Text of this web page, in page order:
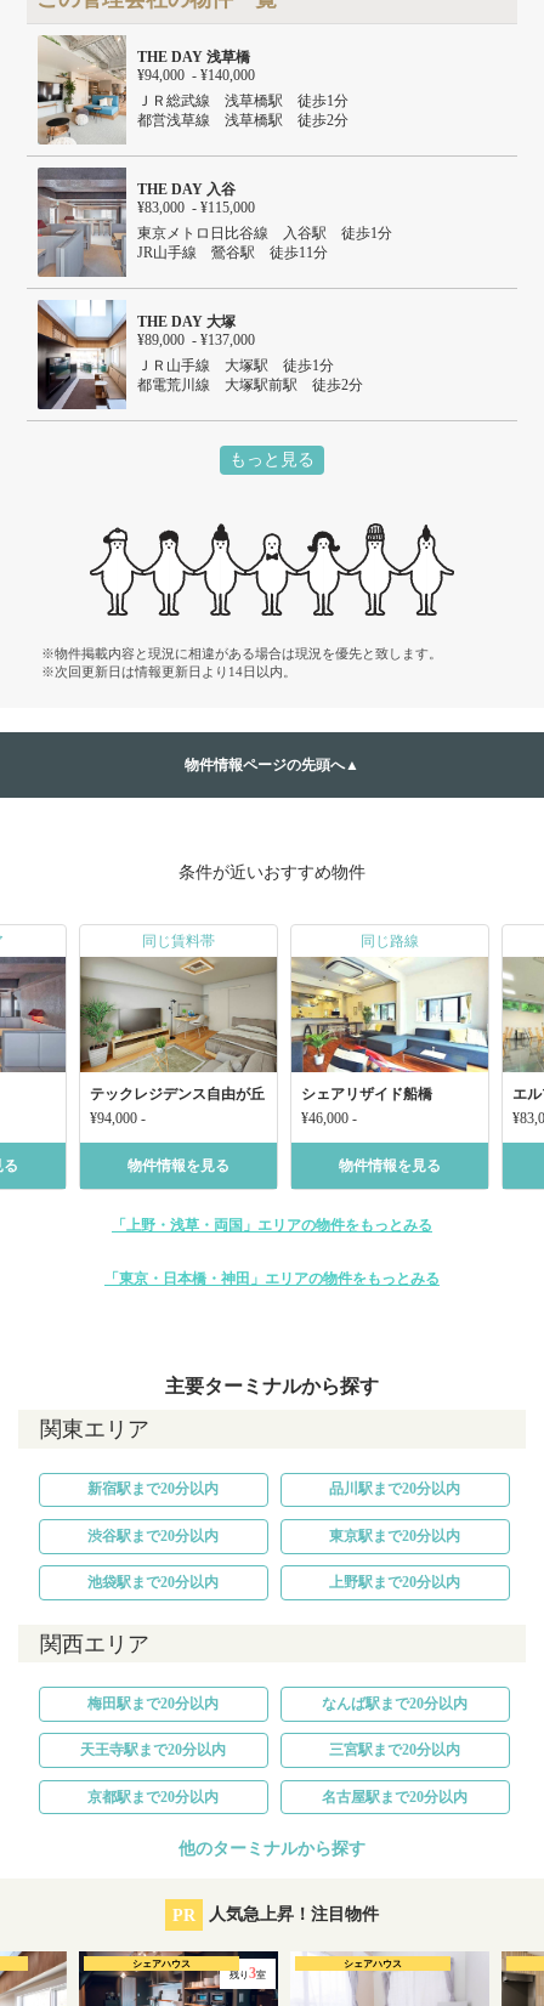
THE DAY 浅草橋
¥94,000 - ¥140,000
ＪＲ総武線 浅草橋駅 徒歩1分
都営浅草線 浅草橋駅 徒歩2分
ＪＲ総武線快速 馬喰町駅 徒歩6分
THE DAY 入谷
¥83,000 - ¥115,000
東京メトロ日比谷線 入谷駅 徒歩1分
JR山手線 鶯谷駅 徒歩11分
JR山手 上野駅 徒歩15分
東京メトロ銀座線 上野駅 徒歩15分
THE DAY 大塚
¥89,000 - ¥137,000
ＪＲ山手線 大塚駅 徒歩1分
都電荒川線 大塚駅前駅 徒歩2分
もっと見る
※物件掲載内容と現況に相違がある場合は現況を優先と致します。
※次回更新日は情報更新日より14日以内。
物件情報ページの先頭へ▲
条件が近いおすすめ物件
る
同じ賃料帯
テックレジデンス自由が丘
¥94,000 -
物件情報を見る
同じ路線
シェアリザイド船橋
¥46,000 -
物件情報を見る
エ
「上野・浅草・両国」エリアの物件をもっとみる
「東京・日本橋・神田」エリアの物件をもっとみる
主要ターミナルから探す
関東エリア
新宿駅まで20分以内 品川駅まで20分以内
渋谷駅まで20分以内 東京駅まで20分以内
池袋駅まで20分以内 上野駅まで20分以内
関西エリア
梅田駅まで20分以内 なんば駅まで20分以内
天王寺駅まで20分以内 三宮駅まで20分以内
京都駅まで20分以内 名古屋駅まで20分以内
他のターミナルから探す
PR 人気急上昇！注目物件
残り 3室
シェアハウス シェアハウス